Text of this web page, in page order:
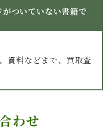
ついていない書籍で
資料などまで、買取査
わせ